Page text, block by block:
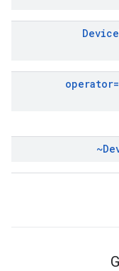
Device
operator=